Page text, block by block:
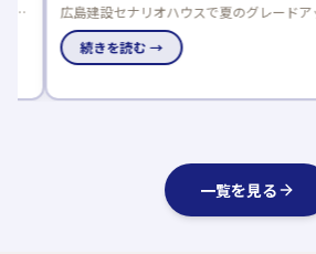
広島建設セナリオハウスで夏のグレードアッ
催中！来場者プレゼントや豪華仕様を選べるご
に理想の住まいを実現しませんか。
続きを読む →
一覧を見る